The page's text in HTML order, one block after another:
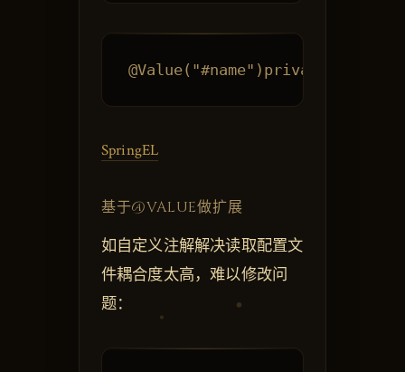
SpringEL
基于@VALUE做扩展
如自定义注解解决读取配置文
件耦合度太高，难以修改问
题：